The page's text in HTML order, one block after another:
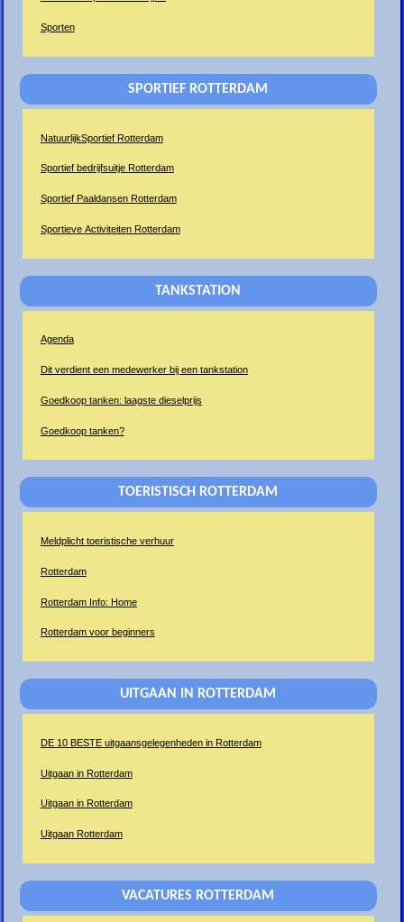
Sporten
SPORTIEF ROTTERDAM
NatuurlijkSportief Rotterdam
Sportief bedrijfsuitje Rotterdam
Sportief Paaldansen Rotterdam
Sportieve Activiteiten Rotterdam
TANKSTATION
Agenda
Dit verdient een medewerker bij een tankstation
Goedkoop tanken: laagste dieselprijs
Goedkoop tanken?
TOERISTISCH ROTTERDAM
Meldplicht toeristische verhuur
Rotterdam
Rotterdam Info: Home
Rotterdam voor beginners
UITGAAN IN ROTTERDAM
DE 10 BESTE uitgaansgelegenheden in Rotterdam
Uitgaan in Rotterdam
Uitgaan in Rotterdam
Uitgaan Rotterdam
VACATURES ROTTERDAM